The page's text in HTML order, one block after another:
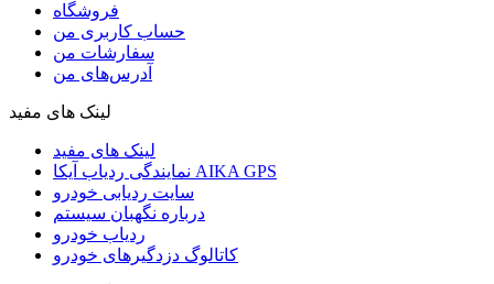
فروشگاه
حساب کاربری من
سفارشات من
آدرس‌های من
لینک های مفید
لینک های مفید
نمایندگی ردیاب آیکا AIKA GPS
سایت ردیابی خودرو
درباره نگهبان سیستم
ردیاب خودرو
کاتالوگ دزدگیرهای خودرو